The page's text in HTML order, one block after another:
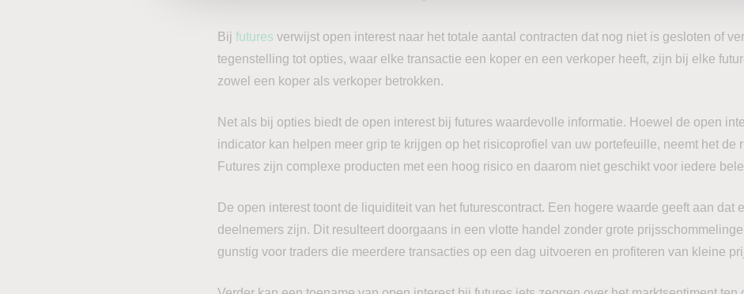
Bij futures verwijst open interest naar het totale aantal contracten dat nog niet is gesloten of
tegenstelling tot opties, waar elke transactie een koper en een verkoper heeft, zijn bij elke
zowel een koper als verkoper betrokken.
Net als bij opties biedt de open interest bij futures waardevolle informatie. Hoewel de open
indicator kan helpen meer grip te krijgen op het risicoprofiel van uw portefeuille, neemt het de
Futures zijn complexe producten met een hoog risico en daarom niet geschikt voor iedere
De open interest toont de liquiditeit van het futurescontract. Een hogere waarde geeft aan dat
deelnemers zijn. Dit resulteert doorgaans in een vlotte handel zonder grote
gunstig voor traders die meerdere transacties op een dag uitvoeren en profiteren van kleine